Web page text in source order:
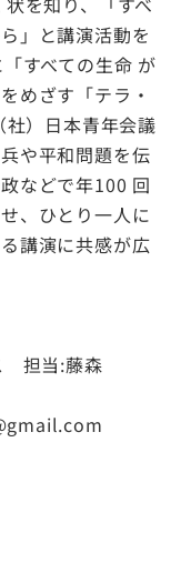
」と講演活動を
すべての生命 が
めざす「テラ・
）日本青年会議
や平和問題を伝
などで年100 回
、ひとり一人に
講演に共感が広
担当:藤森